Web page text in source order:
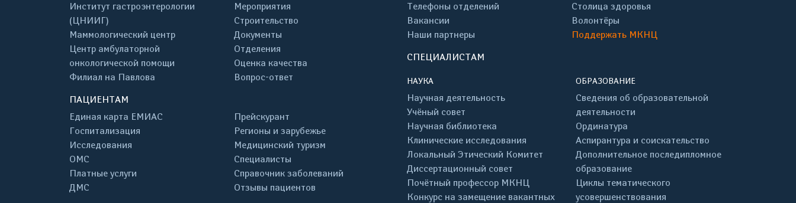
Институт гастроэнтерологии
(ЦНИИГ)
Маммологический центр
Центр амбулаторной
онкологической помощи
Филиал на Павлова
Мероприятия
Строительство
Документы
Отделения
Оценка качества
Вопрос-ответ
ПАЦИЕНТАМ
Единая карта ЕМИАС
Госпитализация
Исследования
ОМС
Платные услуги
ДМС
Прейскурант
Регионы и зарубежье
Медицинский туризм
Специалисты
Справочник заболеваний
Отзывы пациентов
Телефоны отделений
Вакансии
Наши партнеры
Столица здоровья
Волонтёры
Поддержать МКНЦ
СПЕЦИАЛИСТАМ
НАУКА
Научная деятельность
Учёный совет
Научная библиотека
Клинические исследования
Локальный Этический Комитет
Диссертационный совет
Почётный профессор МКНЦ
Конкурс на замещение вакантных
ОБРАЗОВАНИЕ
Сведения об образовательной
деятельности
Ординатура
Аспирантура и соискательство
Дополнительное последипломное
образование
Циклы тематического
усовершенствования